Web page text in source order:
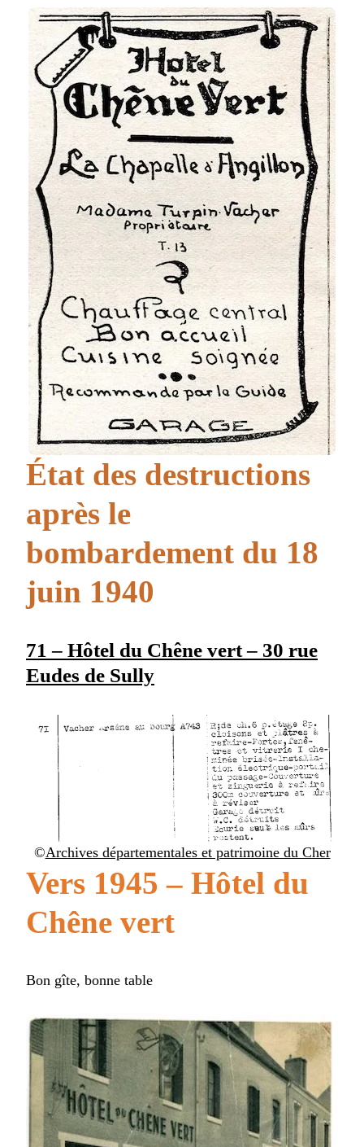
État des destructions
après le
bombardement du 18
juin 1940
71 – Hôtel du Chêne vert – 30 rue
Eudes de Sully
©Archives départementales et patrimoine du Cher
Vers 1945 – Hôtel du
Chêne vert
Bon gîte, bonne table